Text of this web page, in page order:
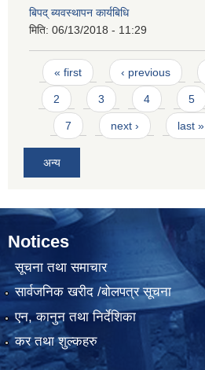
बिपद् ब्यवस्थापन कार्यबिधि
मिति: 06/13/2018 - 11:29
Pages
« first ‹ previous
2 3 4 5
7 next › last »
अन्य
Notices
सूचना तथा समाचार
सार्वजनिक खरीद /बोलपत्र सूचना
एन, कानुन तथा निर्देशिका
कर तथा शुल्कहरु